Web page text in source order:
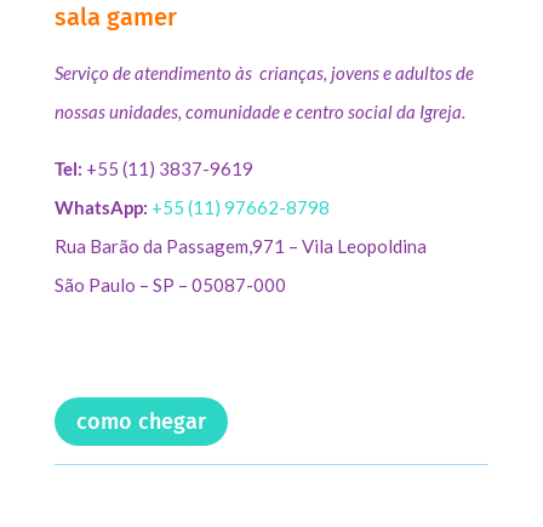
sala gamer
Serviço de atendimento às crianças, jovens e adultos de
nossas unidades, comunidade e centro social da Igreja.
Tel: +55 (11) 3837-9619
WhatsApp: +55 (11) 97662-8798
Rua Barão da Passagem,971 – Vila Leopoldina
São Paulo – SP – 05087-000
como chegar